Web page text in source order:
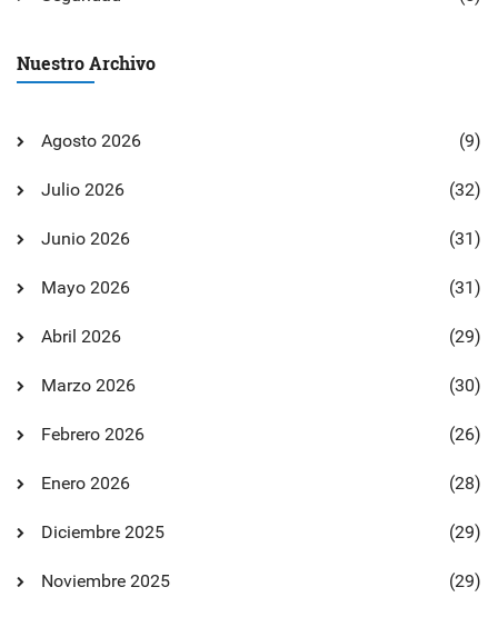
Nuestro Archivo
Agosto 2026 (9)
Julio 2026 (32)
Junio 2026 (31)
Mayo 2026 (31)
Abril 2026 (29)
Marzo 2026 (30)
Febrero 2026 (26)
Enero 2026 (28)
Diciembre 2025 (29)
Noviembre 2025 (29)